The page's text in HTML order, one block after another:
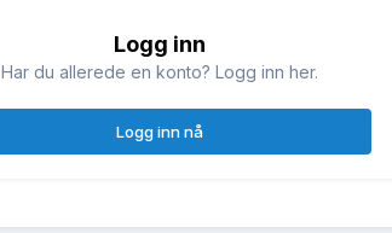
Logg inn
Har du allerede en konto? Logg inn her.
Logg inn nå